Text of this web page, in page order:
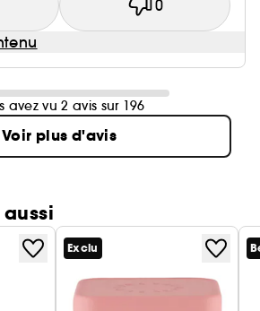
0
avez vu 2 avis sur 196
Voir plus d'avis
Exclu